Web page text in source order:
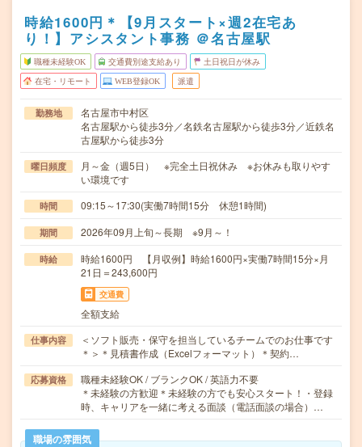
時給1600円＊【9月スタート×週2在宅あ
り！】アシスタント事務 ＠名古屋駅
職種未経験OK 交通費別途支給あり 土日祝日が休み
在宅・リモート WEB登録OK 派遣
勤務地
名古屋市中村区
名古屋駅から徒歩3分／名鉄名古屋駅から徒歩3分／近鉄名
古屋駅から徒歩3分
曜日頻度
月～金（週5日） ※完全土日祝休み ※お休みも取りやす
い環境です
時間 09:15～17:30(実働7時間15分 休憩1時間)
期間 2026年09月上旬～長期 ※9月～！
時給
時給1600円 【月収例】時給1600円×実働7時間15分×月
21日＝243,600円
交通費
全額支給
仕事内容
＜ソフト販売・保守を担当しているチームでのお仕事です
＊＞＊見積書作成（Excelフォーマット）＊契約…
応募資格
職種未経験OK / ブランクOK / 英語力不要
＊未経験の方歓迎＊未経験の方でも安心スタート！・登録
時、キャリアを一緒に考える面談（電話面談の場合）…
職場の雰囲気